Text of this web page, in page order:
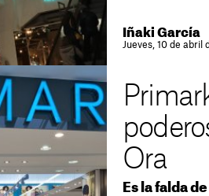
Iñaki García
Jueves, 10 de abril
Ora
Es la falda